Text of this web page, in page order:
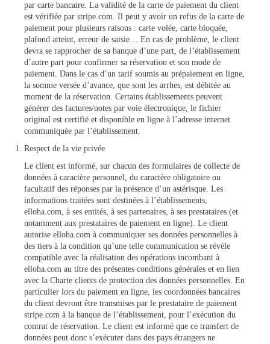
par carte bancaire. La validité de la carte de paiement du client
est vérifiée par stripe.com. Il peut y avoir un refus de la carte de
paiement pour plusieurs raisons : carte volée, carte bloquée,
plafond atteint, erreur de saisie… En cas de problème, le client
devra se rapprocher de sa banque d’une part, de l’établissement
d’autre part pour confirmer sa réservation et son mode de
paiement. Dans le cas d’un tarif soumis au prépaiement en ligne,
la somme versée d’avance, que sont les arrhes, est débitée au
moment de la réservation. Certains établissements peuvent
générer des factures/notes par voie électronique, le fichier
original est certifié et disponible en ligne à l’adresse internet
communiquée par l’établissement.
Respect de la vie privée
Le client est informé, sur chacun des formulaires de collecte de
données à caractère personnel, du caractère obligatoire ou
facultatif des réponses par la présence d’un astérisque. Les
informations traitées sont destinées à l’établissements,
elloha.com, à ses entités, à ses partenaires, à ses prestataires (et
notamment aux prestataires de paiement en ligne). Le client
autorise elloha.com à communiquer ses données personnelles à
des tiers à la condition qu’une telle communication se révèle
compatible avec la réalisation des opérations incombant à
elloha.com au titre des présentes conditions générales et en lien
avec la Charte clients de protection des données personnelles. En
particulier lors du paiement en ligne, les coordonnées bancaires
du client devront être transmises par le prestataire de paiement
stripe.com à la banque de l’établissement, pour l’exécution du
contrat de réservation. Le client est informé que ce transfert de
données peut donc s’exécuter dans des pays étrangers ne